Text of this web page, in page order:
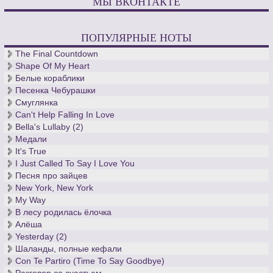
ПОПУЛЯРНЫЕ НОТЫ
The Final Countdown
Shape Of My Heart
Белые кораблики
Песенка Чебурашки
Смуглянка
Can't Help Falling In Love
Bella's Lullaby (2)
Медали
It's True
I Just Called To Say I Love You
Песня про зайцев
New York, New York
My Way
В лесу родилась ёлочка
Алёша
Yesterday (2)
Шаланды, полные кефали
Con Te Partiro (Time To Say Goodbye)